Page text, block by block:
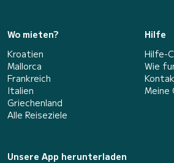
Wo mieten?
Kroatien
Mallorca
Frankreich
Italien
Griechenland
Alle Reiseziele
Hilfe
Hilfe-
Wie
Meine
Unsere App herunterladen